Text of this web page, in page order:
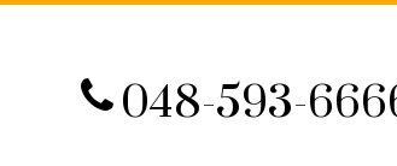
048-593-